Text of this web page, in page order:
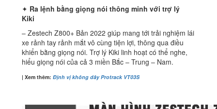
✦ Ra lệnh bằng giọng nói thông minh với trợ lý
Kiki
– Zestech Z800+ Bản 2022 giúp mang tới trải nghiệm lái
xe rảnh tay rảnh mắt vô cùng tiện lợi, thông qua điều
khiển bằng giọng nói. Trợ lý Kiki linh hoạt có thể nghe,
hiểu giọng nói của cả 3 miền Bắc – Trung – Nam.
| Xem thêm: Định vị không dây Protrack VT03S